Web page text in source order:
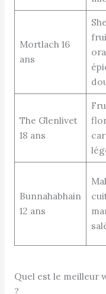
Mortlach 16
ans
The Glenlivet
18 ans
Bunnahabhain
12 ans
Quel est le meilleur
?